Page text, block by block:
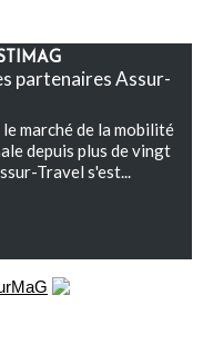
partenaires Assur-
marché de la mobilité
depuis plus de vingt
Travel s'est...